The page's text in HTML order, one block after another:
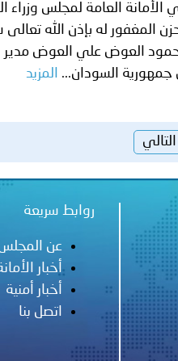
الأمانة العامة لمجلس وزراء
المغفور له بإذن الله
العوض علي العوض مدير
السودان...
المزيد
التالي
روابط سريعة
عن
أخبار
أخبار أمنية
اتصل بنا